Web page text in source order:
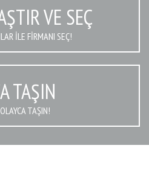
VE SEÇ
İLE FIRMANI SEÇ!
TAŞIN
TAŞIN!